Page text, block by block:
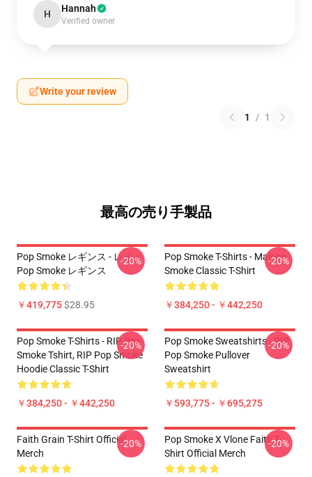
H Hannah
Verified owner
Write your review
1 / 1
最高の売り手製品
Pop Smoke レギンス - レイと
Pop Smoke レギンス
￥419,775$28.95
-20%
Pop Smoke T-Shirts - Malone
Smoke Classic T-Shirt
￥384,250 - ￥442,250
-20%
Pop Smoke T-Shirts - RIP Pop
Smoke Tshirt, RIP Pop Smoke
Hoodie Classic T-Shirt
￥384,250 - ￥442,250
-20%
Pop Smoke Sweatshirts - RIP
Pop Smoke Pullover
Sweatshirt
￥593,775 - ￥695,275
-20%
Faith Grain T-Shirt Official
Merch
-20%
Pop Smoke X Vlone Faith T-
Shirt Official Merch
-20%